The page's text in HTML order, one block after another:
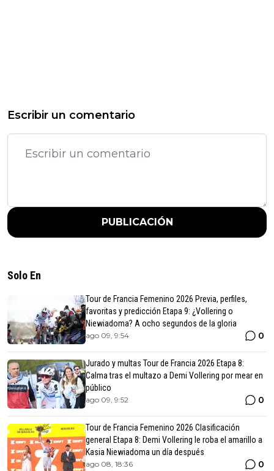
Escribir un comentario
PUBLICACIÓN
Solo En
Tour de Francia Femenino 2026 Previa, perfiles,
favoritas y predicción Etapa 9: ¿Vollering o
Niewiadoma? A ocho segundos de la gloria
ago 09, 9:54 0
Jurado y multas Tour de Francia 2026 Etapa 8:
Calma tras el multazo a Demi Vollering por mear en
público
ago 09, 9:52 0
Tour de Francia Femenino 2026 Clasificación
general Etapa 8: Demi Vollering le roba el amarillo a
Kasia Niewiadoma un día después
ago 08, 18:36 0